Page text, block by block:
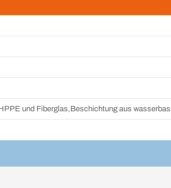
und Fiberglas,Beschichtung aus